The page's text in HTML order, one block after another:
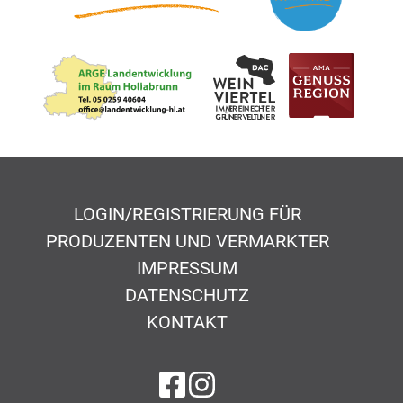
LOGIN/REGISTRIERUNG FÜR
PRODUZENTEN UND VERMARKTER
IMPRESSUM
DATENSCHUTZ
KONTAKT
auf Facebook
auf Instagram